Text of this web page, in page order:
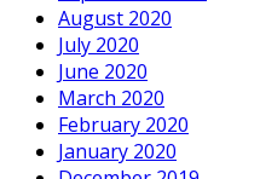
August 2020
July 2020
June 2020
March 2020
February 2020
January 2020